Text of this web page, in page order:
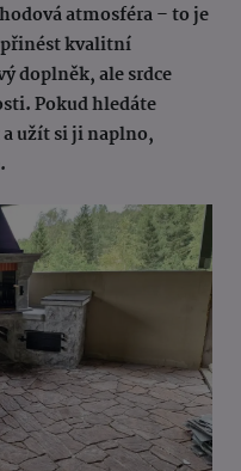
atmosféra – to je
přinést kvalitní
doplněk, ale srdce
Pokud hledáte
užít si ji naplno,